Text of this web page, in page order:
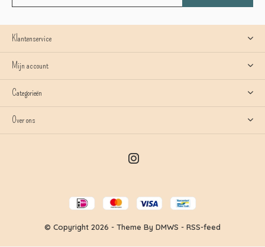
Klantenservice
Mijn account
Categorieën
Over ons
© Copyright 2026 - Theme By DMWS - RSS-feed